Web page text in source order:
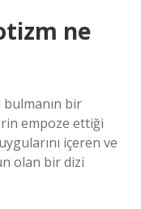
ne
bulmanın bir
empoze ettiği
içeren ve
olan bir dizi